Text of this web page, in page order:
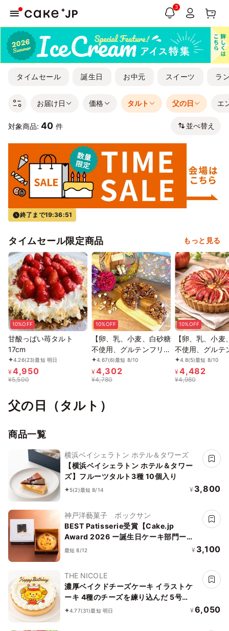
3
タイムセール 誕生日 お中元 スイーツ ラ
お届け日 価格 タルト 父の日 エ
対象商品: 40 件 並べ替え
終了まで19:36:50
タイムセール限定商品 もっと見る
10%OFF
甘酸っぱい苺タルト
17cm
4.26(23)最短 明日
¥4,950
¥5,500
10%OFF
【卵、乳、小麦、白砂糖
不使用、グルテンフリー
スイーツ】キャラメルナ
ッツタルト 5号 15cm
《ヴィーガンスイーツ・
添加》《アレルギー配
慮》
4.67(6)最短 8/10
¥4,302
¥4,780
10%OFF
【卵、乳、小麦
不使用、グルテ
スイーツ】タル
5号 15cm《ヴ
スイーツ》 《
4.8(5)最短 8/10
¥4,482
¥4,980
父の日（タルト）
商品一覧
横浜ベイシェラトン ホテル＆タワーズ
【横浜ベイシェラトン ホテル＆タワー
ズ】フルーツタルト3種 10個入り
5(2)最短 8/14 ¥ 3,800
神戸洋藝菓子 ボックサン
BEST Patisserie受賞【Cake.jp
Award 2026 ー誕生日ケーキ部門ー】
【神戸洋藝菓子ボックサン】匠のチーズ
最短 8/12 ¥ 3,100
THE NICOLE
濃厚ベイクドチーズケーキ イラストケ
ーキ 4種のチーズを練り込んだ 5号
15cm ギフトに最適
4.77(31)最短 明日 ¥ 6,050